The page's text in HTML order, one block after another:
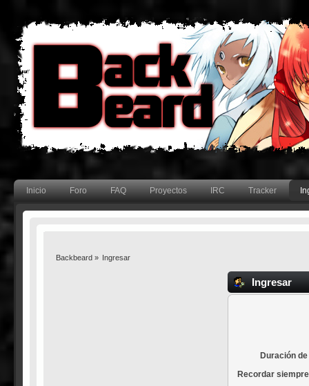
Inicio Foro FAQ Proyectos IRC Tracker
Backbeard» Ingresar
Ingresar
Duración
Recordar